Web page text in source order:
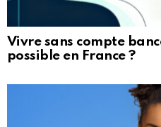
Vivre sans compte
possible en France ?